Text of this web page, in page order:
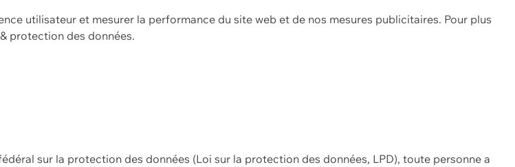
utilisateur et mesurer la performance du site web et de nos mesures publicitaires. Pour plus
protection des données.
sur la protection des données (Loi sur la protection des données, LPD), toute personne a